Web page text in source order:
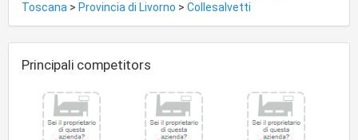
Toscana > Provincia di Livorno > Collesalvetti
Principali competitors